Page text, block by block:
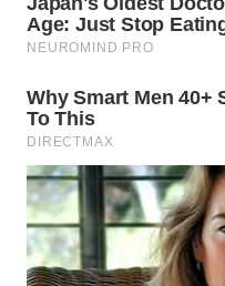
WN
NUSANTARA
WN
JOGJA
WN
JATIM
WN